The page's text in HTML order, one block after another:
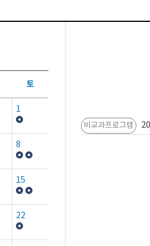
토
1
8
15
22
비교과프로그램